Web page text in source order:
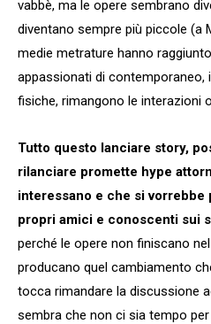
vabbè, ma le opere sembrano
diventano sempre più piccole (a
medie metrature hanno
appassionati di contemporaneo,
fisiche, rimangono le interazioni
Tutto questo lanciare story,
rilanciare promette hype
interessano e che si vorrebbe
propri amici e conoscenti sui
perché le opere non finiscano
producano quel cambiamento
tocca rimandare la discussione
sembra che non ci sia tempo